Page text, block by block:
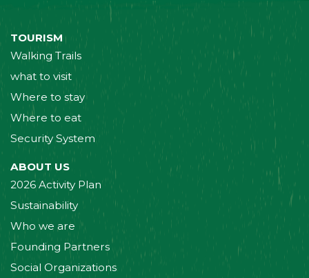
TOURISM
Walking Trails
what to visit
Where to stay
Where to eat
Security System
ABOUT US
2026 Activity Plan
Sustainability
Who we are
Founding Partners
Social Organizations